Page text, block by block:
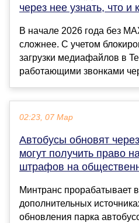
через нее узнать, что
В начале 2026 года без
сложнее. С учетом
загрузки медиафайлов в
работающими звонками
02:23, 07 Мар
Автобусы обновят
могут получить право
штрафов на
Минтранс прорабатывает
дополнительных
обновления парка